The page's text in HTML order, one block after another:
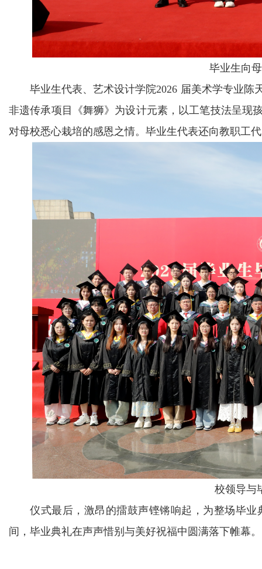
毕业生向
毕业生代表、艺术设计学院2026 届美术学专业
非遗传承项目《舞狮》为设计元素，以工笔技法呈现
对母校悉心栽培的感恩之情。毕业生代表还向教职工
校领导与
仪式最后，激昂的擂鼓声铿锵响起，为整场毕
间，毕业典礼在声声惜别与美好祝福中圆满落下帷幕。